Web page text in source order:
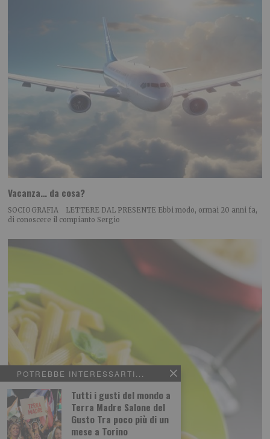
POTREBBE INTERESSARTI...
Tutti i gusti del mondo a
Terra Madre Salone del
Gusto Tra poco più di un
mese a Torino
Vacanza… da cosa?
SOCIOGRAFIA LETTERE DAL PRESENTE Ebbi modo, ormai 20 anni fa,
di conoscere il compianto Sergio